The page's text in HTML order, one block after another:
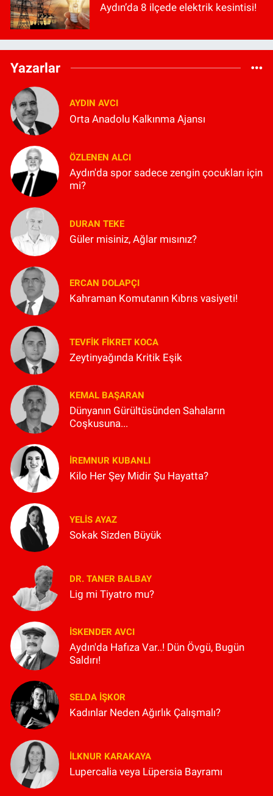
Aydın’da 8 ilçede elektrik kesintisi!
Yazarlar
AYDIN AVCI
Orta Anadolu Kalkınma Ajansı
ÖZLENEN ALCI
Aydın'da spor sadece zengin çocukları için
mi?
DURAN TEKE
Güler misiniz, Ağlar mısınız?
ERCAN DOLAPÇI
Kahraman Komutanın Kıbrıs vasiyeti!
TEVFIK FIKRET KOCA
Zeytinyağında Kritik Eşik
KEMAL BAŞARAN
Dünyanın Gürültüsünden Sahaların
Coşkusuna...
İREMNUR KUBANLI
Kilo Her Şey Midir Şu Hayatta?
YELIS AYAZ
Sokak Sizden Büyük
DR. TANER BALBAY
Lig mi Tiyatro mu?
İSKENDER AVCI
Aydın'da Hafıza Var..! Dün Övgü, Bugün
Saldırı!
SELDA İŞKOR
Kadınlar Neden Ağırlık Çalışmalı?
İLKNUR KARAKAYA
Lupercalia veya Lüpersia Bayramı